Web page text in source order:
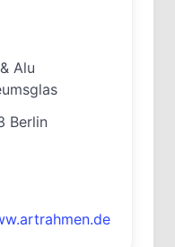
Alu
Berlin